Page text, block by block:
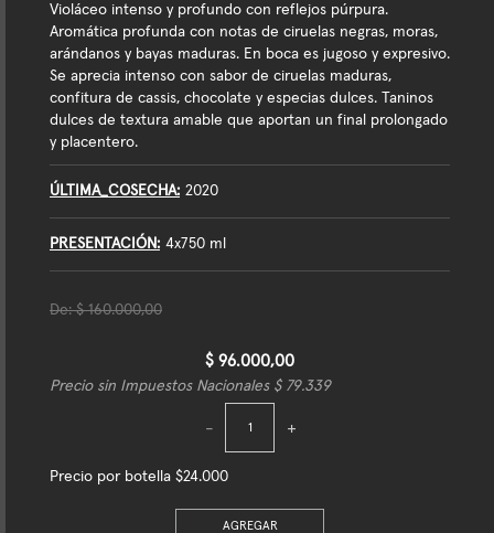
Violáceo intenso y profundo con reflejos púrpura.
Aromática profunda con notas de ciruelas negras, moras,
arándanos y bayas maduras. En boca es jugoso y expresivo.
Se aprecia intenso con sabor de ciruelas maduras,
confitura de cassis, chocolate y especias dulces. Taninos
dulces de textura amable que aportan un final prolongado
y placentero.
ÚLTIMA_COSECHA 2020
PRESENTACIÓN 4x750 ml
De:$ 160.000,00
$ 96.000,00
Precio sin Impuestos Nacionales $ 79.339
+
-
Precio por botella $24.000
AGREGAR